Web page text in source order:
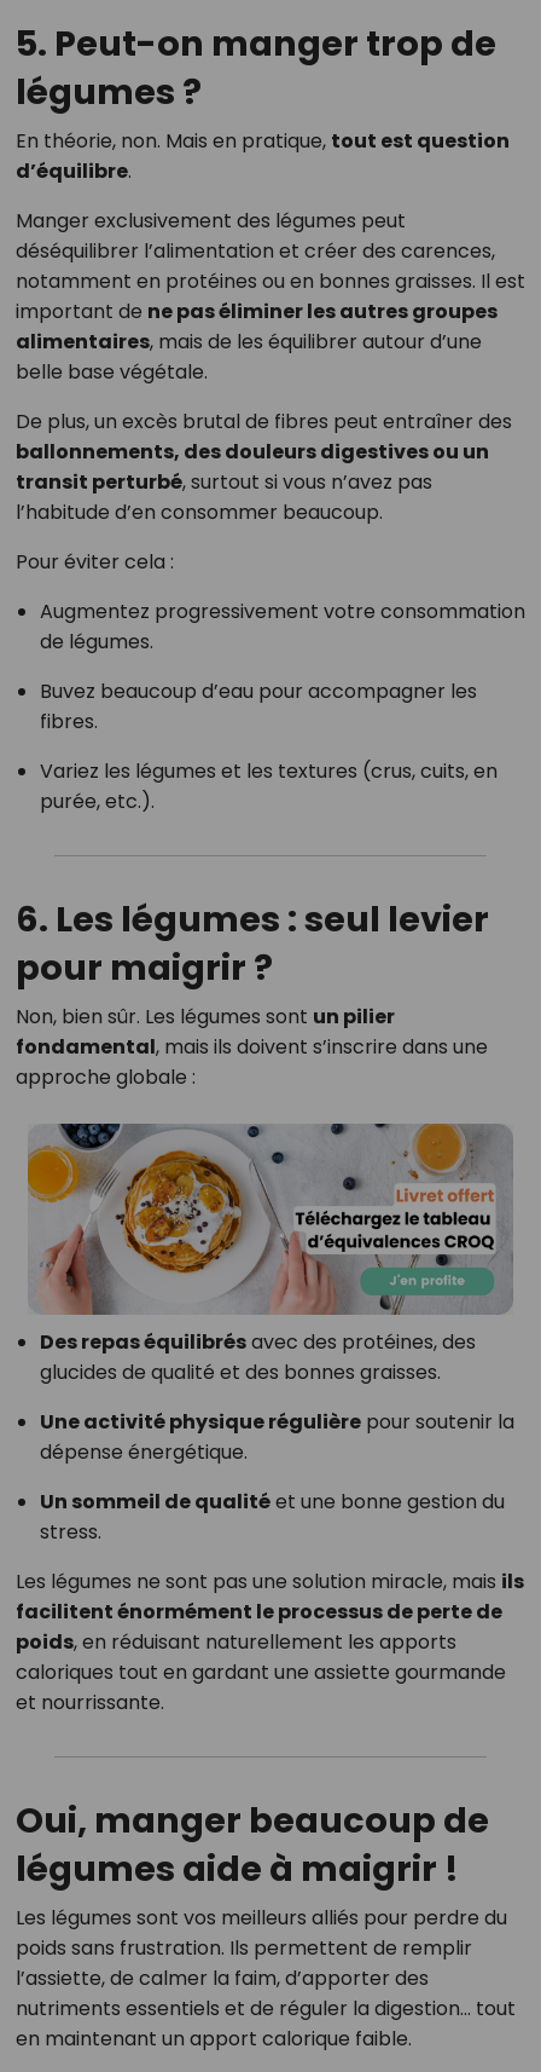
5. Peut-on manger trop de
légumes ?
En théorie, non. Mais en pratique, tout est question
d’équilibre.
Manger exclusivement des légumes peut
déséquilibrer l’alimentation et créer des carences,
notamment en protéines ou en bonnes graisses. Il est
important de ne pas éliminer les autres groupes
alimentaires, mais de les équilibrer autour d’une
belle base végétale.
De plus, un excès brutal de fibres peut entraîner des
ballonnements, des douleurs digestives ou un
transit perturbé, surtout si vous n’avez pas
l’habitude d’en consommer beaucoup.
Pour éviter cela :
Augmentez progressivement votre consommation
de légumes.
Buvez beaucoup d’eau pour accompagner les
fibres.
Variez les légumes et les textures (crus, cuits, en
purée, etc.).
6. Les légumes : seul levier
pour maigrir ?
Non, bien sûr. Les légumes sont un pilier
fondamental, mais ils doivent s’inscrire dans une
approche globale :
Des repas équilibrésavec des protéines, des
glucides de qualité et des bonnes graisses.
Une activité physique régulièrepour soutenir la
dépense énergétique.
Un sommeil de qualitéet une bonne gestion du
stress.
Les légumes ne sont pas une solution miracle, mais ils
facilitent énormément le processus de perte de
poids, en réduisant naturellement les apports
caloriques tout en gardant une assiette gourmande
et nourrissante.
Oui, manger beaucoup de
légumes aide à maigrir !
Les légumes sont vos meilleurs alliés pour perdre du
poids sans frustration. Ils permettent de remplir
l’assiette, de calmer la faim, d’apporter des
nutriments essentiels et de réguler la digestion… tout
en maintenant un apport calorique faible.